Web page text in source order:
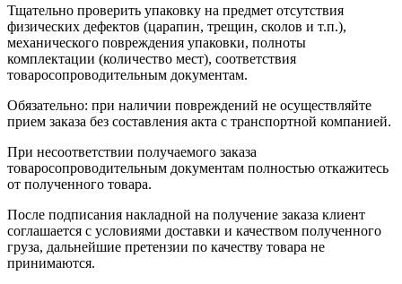
Тщательно проверить упаковку на предмет отсутствия
физических дефектов (царапин, трещин, сколов и т.п.),
механического повреждения упаковки, полноты
комплектации (количество мест), соответствия
товаросопроводительным документам.
Обязательно: при наличии повреждений не осуществляйте
прием заказа без составления акта с транспортной компанией.
При несоответствии получаемого заказа
товаросопроводительным документам полностью откажитесь
от полученного товара.
После подписания накладной на получение заказа клиент
соглашается с условиями доставки и качеством полученного
груза, дальнейшие претензии по качеству товара не
принимаются.